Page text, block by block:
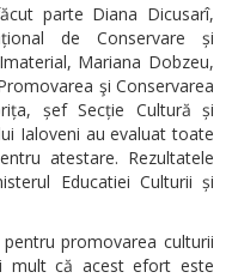
parte Diana Dicusarî,
de Conservare și
Mariana Dobzeu,
şi Conservarea
șef Secție Cultură și
Ialoveni au evaluat toate
atestare. Rezultatele
Educatiei Culturii și
promovarea culturii
mult că acest efort este